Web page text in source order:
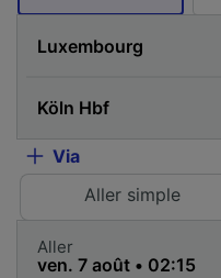
Via
Aller simple
Aller